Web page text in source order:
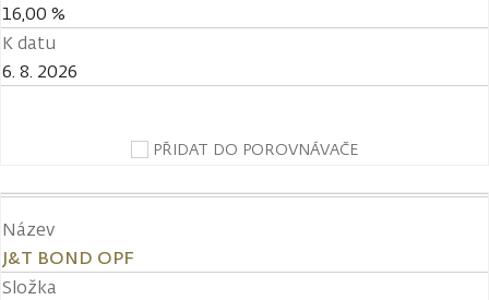
16,00 %
K datu
6. 8. 2026
PŘIDAT DO POROVNÁVAČE
Název
J&T BOND OPF
Složka